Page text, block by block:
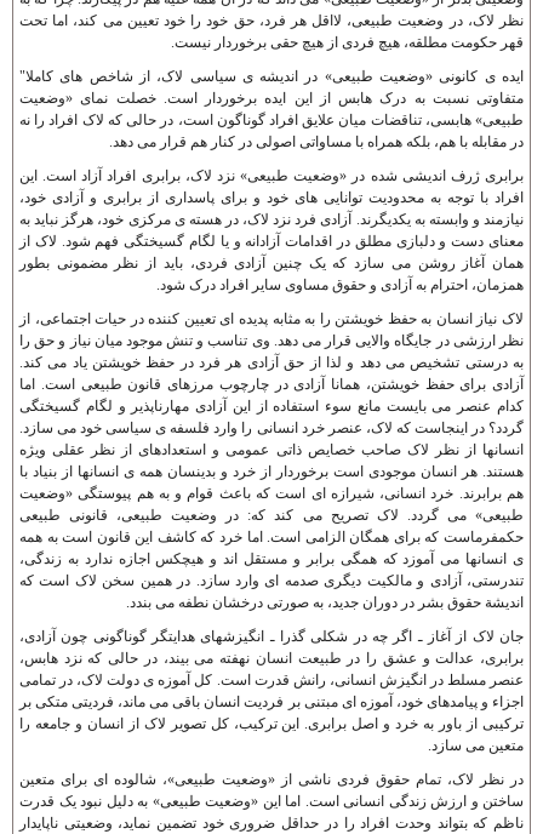
نظر لاک، در وضعيت طبيعی، لااقل هر فرد، حق خود را خود تعيين می کند، اما تحت
قهر حکومت مطلقه، هيچ فردی از هيچ حقی برخوردار نيست.
ايده ی کانونی «وضعيت طبيعی» در انديشه ی سياسی لاک، از شاخص های کاملا"
متفاوتی نسبت به درک هابس از اين ايده برخوردار است. خصلت نمای «وضعيت
طبيعی» هابسی، تناقضات ميان علايق افراد گوناگون است، در حالی که لاک افراد را نه
در مقابله با هم، بلکه همراه با مساواتی اصولی در کنار هم قرار می دهد.
برابری ژرف انديشی شده در «وضعيت طبيعی» نزد لاک، برابری افراد آزاد است. اين
افراد با توجه به محدوديت توانايی های خود و برای پاسداری از برابری و آزادی خود،
نيازمند و وابسته به يکديگرند. آزادی فرد نزد لاک، در هسته ی مرکزی خود، هرگز نبايد به
معنای دست و دلبازی مطلق در اقدامات آزادانه و يا لگام گسيختگی فهم شود. لاک از
همان آغاز روشن می سازد که يک چنين آزادی فردی، بايد از نظر مضمونی بطور
همزمان، احترام به آزادی و حقوق مساوی ساير افراد درک شود.
لاک نياز انسان به حفظ خويشتن را به مثابه پديده ای تعيين کننده در حيات اجتماعی، از
نظر ارزشی در جايگاه والايی قرار می دهد. وی تناسب و تنش موجود ميان نياز و حق را
به درستی تشخيص می دهد و لذا از حق آزادی هر فرد در حفظ خويشتن ياد می کند.
آزادی برای حفظ خويشتن، همانا آزادی در چارچوب مرزهای قانون طبيعی است. اما
کدام عنصر می بايست مانع سوء استفاده از اين آزادی مهارناپذير و لگام گسيختگی
گردد؟ در اينجاست که لاک، عنصر خرد انسانی را وارد فلسفه ی سياسی خود می سازد.
انسانها از نظر لاک صاحب خصايص ذاتی عمومی و استعدادهای از نظر عقلی ويژه
هستند. هر انسان موجودی است برخوردار از خرد و بدينسان همه ی انسانها از بنياد با
هم برابرند. خرد انسانی، شيرازه ای است که باعث قوام و به هم پيوستگی «وضعيت
طبيعی» می گردد. لاک تصريح می کند که: در وضعيت طبيعی، قانونی طبيعی
حکمفرماست که برای همگان الزامی است. اما خرد که کاشف اين قانون است به همه
ی انسانها می آموزد که همگی برابر و مستقل اند و هيچکس اجازه ندارد به زندگی،
تندرستی، آزادی و مالکيت ديگری صدمه ای وارد سازد. در همين سخن لاک است که
انديشة حقوق بشر در دوران جديد، به صورتی درخشان نطفه می بندد.
جان لاک از آغاز ـ اگر چه در شکلی گذرا ـ انگيزشهای هدايتگر گوناگونی چون آزادی،
برابری، عدالت و عشق را در طبيعت انسان نهفته می بيند، در حالی که نزد هابس،
عنصر مسلط در انگيزش انسانی، رانش قدرت است. کل آموزه ی دولت لاک، در تمامی
اجزاء و پيامدهای خود، آموزه ای مبتنی بر فرديت انسان باقی می ماند، فرديتی متکی بر
ترکيبی از باور به خرد و اصل برابری. اين ترکيب، کل تصوير لاک از انسان و جامعه را
متعين می سازد.
در نظر لاک، تمام حقوق فردی ناشی از «وضعيت طبيعی»، شالوده ای برای متعين
ساختن و ارزش زندگی انسانی است. اما اين «وضعيت طبيعی» به دليل نبود يک قدرت
ناظم که بتواند وحدت افراد را در حداقل ضروری خود تضمين نمايد، وضعيتی ناپايدار